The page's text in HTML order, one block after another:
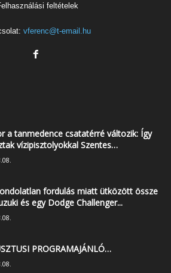
feltételek
vferenc@t-email.hu
a tanmedence csatatérré változik: Így
vízipisztolyokkal Szentes…
fordulás miatt ütközött össze
és egy Dodge Challenger...
PROGRAMAJÁNLÓ…